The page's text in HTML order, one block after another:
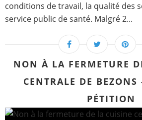
conditions de travail, la qualité des
service public de santé. Malgré 2...
NON À LA FERMETURE
CENTRALE DE
PÉTITION